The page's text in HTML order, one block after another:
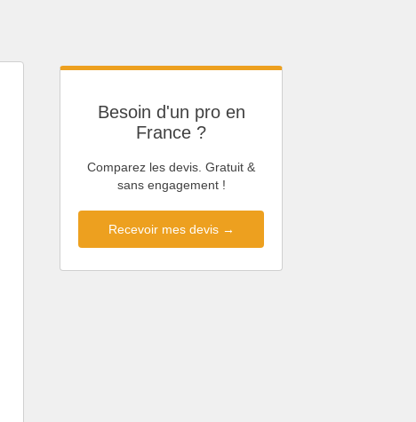
Besoin d'un pro en
France ?
Comparez les devis. Gratuit &
sans engagement !
Recevoir mes devis →